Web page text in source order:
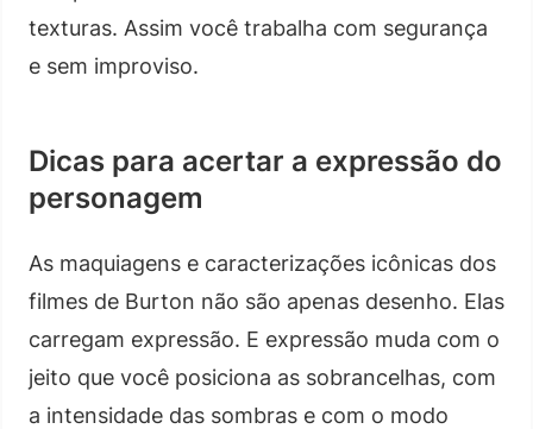
texturas. Assim você trabalha com segurança
e sem improviso.
Dicas para acertar a expressão do
personagem
As maquiagens e caracterizações icônicas dos
filmes de Burton não são apenas desenho. Elas
carregam expressão. E expressão muda com o
jeito que você posiciona as sobrancelhas, com
a intensidade das sombras e com o modo